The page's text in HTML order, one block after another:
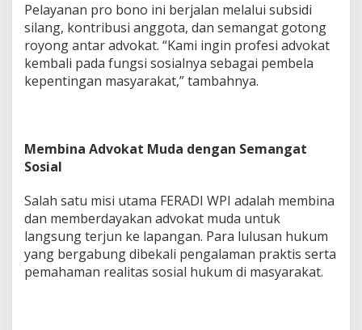
Pelayanan pro bono ini berjalan melalui subsidi
silang, kontribusi anggota, dan semangat gotong
royong antar advokat. “Kami ingin profesi advokat
kembali pada fungsi sosialnya sebagai pembela
kepentingan masyarakat,” tambahnya.
Membina Advokat Muda dengan Semangat
Sosial
Salah satu misi utama FERADI WPI adalah membina
dan memberdayakan advokat muda untuk
langsung terjun ke lapangan. Para lulusan hukum
yang bergabung dibekali pengalaman praktis serta
pemahaman realitas sosial hukum di masyarakat.